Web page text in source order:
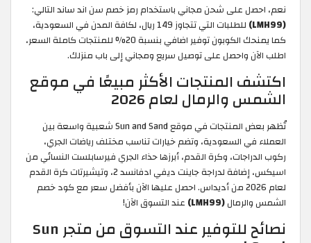
نعم، احصل على شحن مجاني باستخدام رمز خصم سن اند ساند التالي:
(LMH99)
للطلبات التي تتجاوز 149 ريال، لكافة المدن في السعودية،
كما يمنحك الكوبون توفير اضافي بنسبة 20% للمنتجات كاملة السعر،
اطلب الآن واحصل على توصيل سريع ومجاني إلى باب منزلك.
اكتشف المنتجات الأكثر مبيعًا في موقع
الشمس والرمال لعام 2026
تُظهر بعض المنتجات في موقع Sun and Sand شعبية واسعة بين
العملاء في السعودية، وتضم خيارات تناسب مختلف رياضات الجري،
ركوب الدراجات، وكرة القدم، أبرزها حذاء الجري فيرسابلست النسائي من
اسيكس، إضافة لدراجة جاينت ديفي ادفانسد 2، وتيشيرتات كرة القدم
لعام 2026 من أديداس. احصل عليها الآن بأفضل سعر مع كود خصم
الشمس والرمال(LMH99) عند التسوق الآن!
نصائح للتوفير عند التسوق من متجر Sun